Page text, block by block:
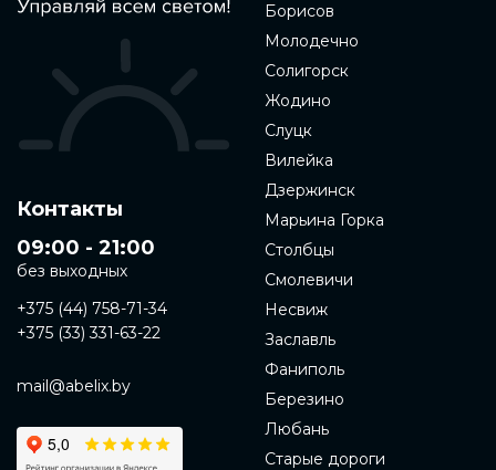
Контакты
09:00 - 21:00
без выходных
+375 (44) 758-71-34
+375 (33) 331-63-22
mail@abelix.by
Борисов
Молодечно
Солигорск
Жодино
Слуцк
Вилейка
Дзержинск
Марьина Горка
Столбцы
Смолевичи
Несвиж
Заславль
Фаниполь
Березино
Любань
Старые дороги